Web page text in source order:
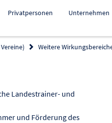
Privatpersonen Unternehmen
Weitere
kopieren
Landestrainer- und
und Förderung des